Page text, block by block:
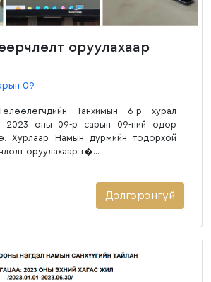
оруулахаар
09
Танхимын 6-р хурал
2023 оны 09-р сарын 09-ний өдөр
Хурлаар Намын дүрмийн тодорхой
оруулахаар т�...
Дэлгэрэнгүй